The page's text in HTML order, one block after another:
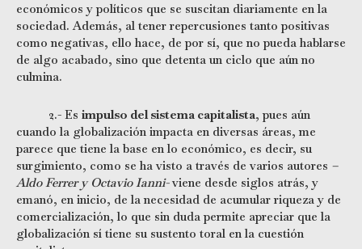
económicos y políticos que se suscitan diariamente en la
sociedad. Además, al tener repercusiones tanto positivas
como negativas, ello hace, de por sí, que no pueda hablarse
de algo acabado, sino que detenta un ciclo que aún no
culmina.
2.- Es impulso del sistema capitalista, pues aún
cuando la globalización impacta en diversas áreas, me
parece que tiene la base en lo económico, es decir, su
surgimiento, como se ha visto a través de varios autores –
Aldo Ferrer y Octavio Ianni-viene desde siglos atrás, y
emanó, en inicio, de la necesidad de acumular riqueza y de
comercialización, lo que sin duda permite apreciar que la
globalización sí tiene su sustento toral en la cuestión